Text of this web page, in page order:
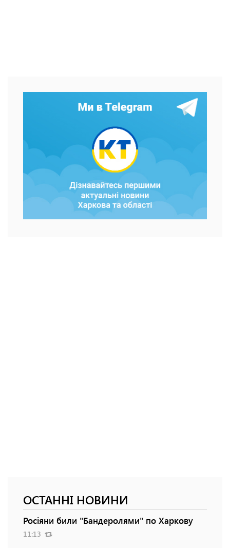
ОСТАННІ НОВИНИ
Росіяни били "Бандеролями" по Харкову
11:13